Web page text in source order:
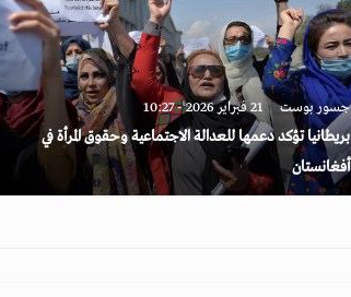
جسور بوست 21 فبراير 2026 - 10:27
بريطانيا تؤكد دعمها للعدالة الاجتماعية وحقوق المرأة في
أفغانستان